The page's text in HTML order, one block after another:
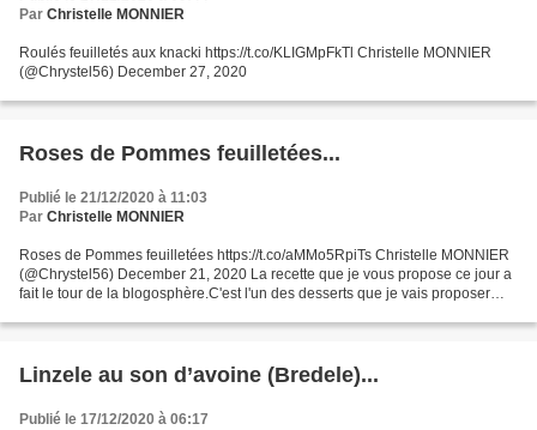
Par Christelle MONNIER
Roulés feuilletés aux knacki https://t.co/KLIGMpFkTl Christelle MONNIER
(@Chrystel56) December 27, 2020
Roses de Pommes feuilletées...
Publié le 21/12/2020 à 11:03
Par Christelle MONNIER
Roses de Pommes feuilletées https://t.co/aMMo5RpiTs Christelle MONNIER
(@Chrystel56) December 21, 2020 La recette que je vous propose ce jour a
fait le tour de la blogosphère.C'est l'un des desserts que je vais proposer
Linzele au son d’avoine (Bredele)...
Publié le 17/12/2020 à 06:17